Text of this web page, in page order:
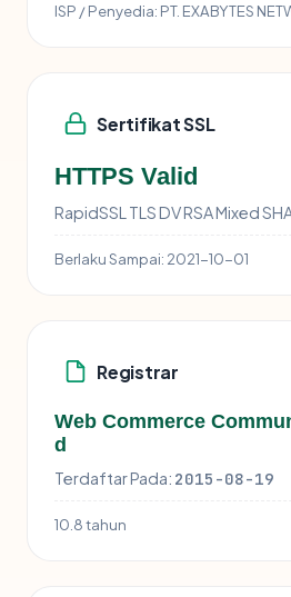
ISP / Penyedia: PT. EXABYTES
Sertifikat SSL
HTTPS Valid
RapidSSL TLS DV RSA Mixed
Berlaku Sampai: 2021-10-01
Registrar
Web Commerce
d
Terdaftar Pada: 2015-08-19
10.8 tahun